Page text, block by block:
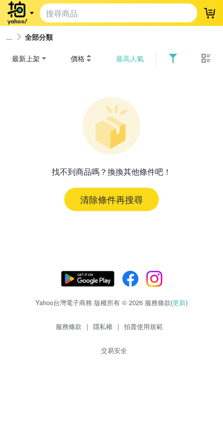
登
全部分類
最新上架 價格 最高人氣
找不到商品嗎？換換其他條件吧！
清除條件再搜尋
Yahoo台灣電子商務 版權所有 © 2026 服務條款(更新)
服務條款 | 隱私權 | 拍賣使用規範
交易安全